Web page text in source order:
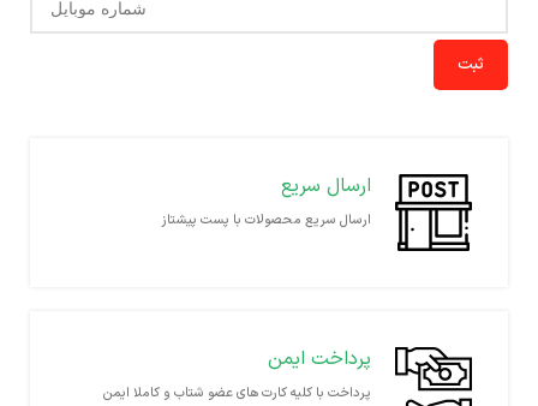
ثبت
ارسال سریع
ارسال سریع محصولات با پست پیشتاز
پرداخت ایمن
پرداخت با کلیه کارت های عضو شتاب و کاملا ایمن